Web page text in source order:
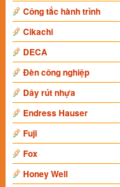
Công tắc hành trình
Cikachi
DECA
Đèn công nghiệp
Dây rút nhựa
Endress Hauser
Fuji
Fox
Honey Well